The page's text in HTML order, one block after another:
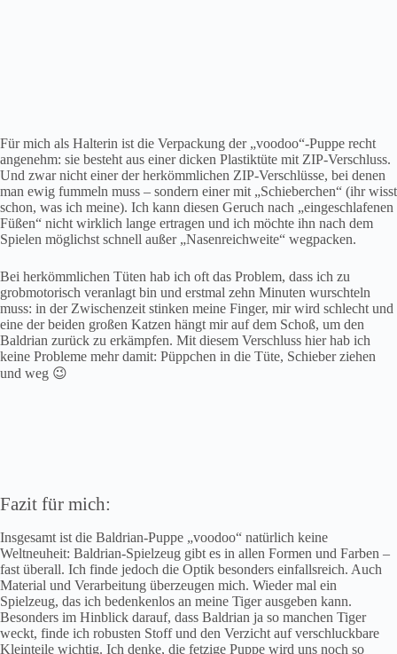
Für mich als Halterin ist die Verpackung der „voodoo“-Puppe recht
angenehm: sie besteht aus einer dicken Plastiktüte mit ZIP-Verschluss.
Und zwar nicht einer der herkömmlichen ZIP-Verschlüsse, bei denen
man ewig fummeln muss – sondern einer mit „Schieberchen“ (ihr wisst
schon, was ich meine). Ich kann diesen Geruch nach „eingeschlafenen
Füßen“ nicht wirklich lange ertragen und ich möchte ihn nach dem
Spielen möglichst schnell außer „Nasenreichweite“ wegpacken.
Bei herkömmlichen Tüten hab ich oft das Problem, dass ich zu
grobmotorisch veranlagt bin und erstmal zehn Minuten wurschteln
muss: in der Zwischenzeit stinken meine Finger, mir wird schlecht und
eine der beiden großen Katzen hängt mir auf dem Schoß, um den
Baldrian zurück zu erkämpfen. Mit diesem Verschluss hier hab ich
keine Probleme mehr damit: Püppchen in die Tüte, Schieber ziehen
und weg 😉
Fazit für mich:
Insgesamt ist die Baldrian-Puppe „voodoo“ natürlich keine
Weltneuheit: Baldrian-Spielzeug gibt es in allen Formen und Farben –
fast überall. Ich finde jedoch die Optik besonders einfallsreich. Auch
Material und Verarbeitung überzeugen mich. Wieder mal ein
Spielzeug, das ich bedenkenlos an meine Tiger ausgeben kann.
Besonders im Hinblick darauf, dass Baldrian ja so manchen Tiger
weckt, finde ich robusten Stoff und den Verzicht auf verschluckbare
Kleinteile wichtig. Ich denke, die fetzige Puppe wird uns noch so